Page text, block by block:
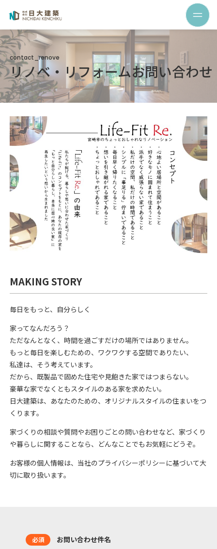
contact_renove
リノベ・リフォームお問い合わせ
MAKING STORY
毎日をもっと、自分らしく
家ってなんだろう？
ただなんとなく、時間を過ごすだけの場所ではありません。
もっと毎日を楽しむための、ワクワクする空間でありたい、
私達は、そう考えています。
だから、既製品で固めた住宅や見飽きた家ではつまらない。
豪華な家でなくともスタイルのある家を求めたい。
日大建築は、あなたのための、オリジナルスタイルの住まいをつ
くります。
家づくりの相談や質問やお困りごとの問い合わせなど、家づくり
や暮らしに関することなら、どんなことでもお気軽にどうぞ。
お客様の個人情報は、当社のプライバシーポリシーに基づいて大
切に取り扱います。
必須 お問い合わせ件名